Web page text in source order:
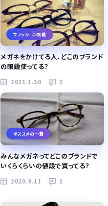
ファッション談義
メガネをかけてる人、どこのブランド
の眼鏡使ってる？
2021.1.30 2
オススメの一着
みんなメガネってどこのブランドで
いくらくらいの値段で買ってる？
2020.9.11 2